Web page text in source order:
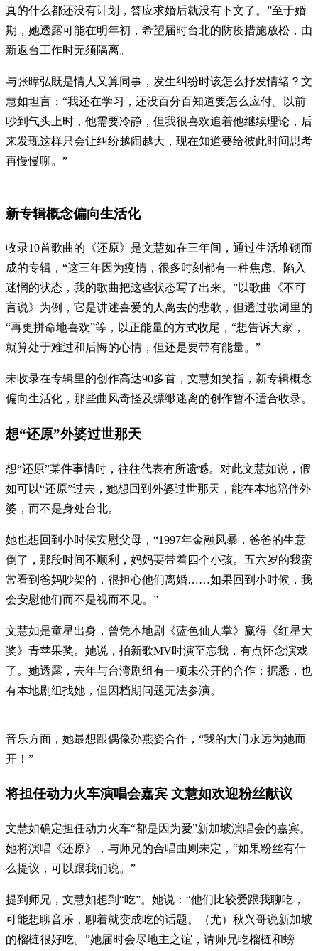
真的什么都还没有计划，答应求婚后就没有下文了。”至于婚
期，她透露可能在明年初，希望届时台北的防疫措施放松，由
新返台工作时无须隔离。
与张暐弘既是情人又算同事，发生纠纷时该怎么抒发情绪？文
慧如坦言：“我还在学习，还没百分百知道要怎么应付。以前
吵到气头上时，他需要冷静，但我很喜欢追着他继续理论，后
来发现这样只会让纠纷越闹越大，现在知道要给彼此时间思考
再慢慢聊。”
新专辑概念偏向生活化
收录10首歌曲的《还原》是文慧如在三年间，通过生活堆砌而
成的专辑，“这三年因为疫情，很多时刻都有一种焦虑、陷入
迷惘的状态，我的歌曲把这些状态写了出来。”以歌曲《不可
言说》为例，它是讲述喜爱的人离去的悲歌，但透过歌词里的
“再更拼命地喜欢”等，以正能量的方式收尾，“想告诉大家，
就算处于难过和后悔的心情，但还是要带有能量。”
未收录在专辑里的创作高达90多首，文慧如笑指，新专辑概念
偏向生活化，那些曲风奇怪及缥缈迷离的创作暂不适合收录。
想“还原”外婆过世那天
想“还原”某件事情时，往往代表有所遗憾。对此文慧如说，假
如可以“还原”过去，她想回到外婆过世那天，能在本地陪伴外
婆，而不是身处台北。
她也想回到小时候安慰父母，“1997年金融风暴，爸爸的生意
倒了，那段时间不顺利，妈妈要带着四个小孩。五六岁的我蛮
常看到爸妈吵架的，很担心他们离婚……如果回到小时候，我
会安慰他们而不是视而不见。”
文慧如是童星出身，曾凭本地剧《蓝色仙人掌》赢得《红星大
奖》青苹果奖。她说，拍新歌MV时演至忘我，有点怀念演戏
了。她透露，去年与台湾剧组有一项未公开的合作；据悉，也
有本地剧组找她，但因档期问题无法参演。
音乐方面，她最想跟偶像孙燕姿合作，“我的大门永远为她而
开！”
将担任动力火车演唱会嘉宾 文慧如欢迎粉丝献议
文慧如确定担任动力火车“都是因为爱”新加坡演唱会的嘉宾。
她将演唱《还原》，与师兄的合唱曲则未定，“如果粉丝有什
么提议，可以跟我们说。”
提到师兄，文慧如想到“吃”。她说：“他们比较爱跟我聊吃，
可能想聊音乐，聊着就变成吃的话题。（尤）秋兴哥说新加坡
的榴梿很好吃。”她届时会尽地主之谊，请师兄吃榴梿和螃